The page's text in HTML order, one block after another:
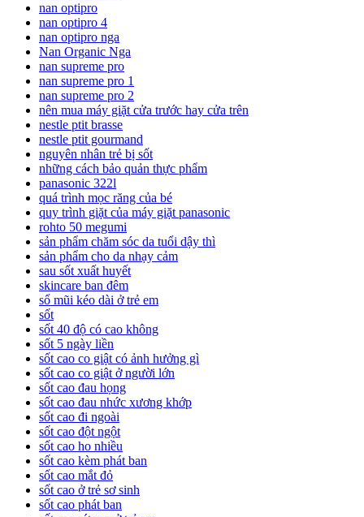
nan optipro
nan optipro 4
nan optipro nga
Nan Organic Nga
nan supreme pro
nan supreme pro 1
nan supreme pro 2
nên mua máy giặt cửa trước hay cửa trên
nestle ptit brasse
nestle ptit gourmand
nguyên nhân trẻ bị sốt
những cách bảo quản thực phẩm
panasonic 322l
quá trình mọc răng của bé
quy trình giặt của máy giặt panasonic
rohto 50 megumi
sản phẩm chăm sóc da tuổi dậy thì
sản phẩm cho da nhạy cảm
sau sốt xuất huyết
skincare ban đêm
sổ mũi kéo dài ở trẻ em
sốt
sốt 40 độ có cao không
sốt 5 ngày liền
sốt cao co giật có ảnh hưởng gì
sốt cao co giật ở người lớn
sốt cao đau họng
sốt cao đau nhức xương khớp
sốt cao đi ngoài
sốt cao đột ngột
sốt cao ho nhiều
sốt cao kèm phát ban
sốt cao mắt đỏ
sốt cao ở trẻ sơ sinh
sốt cao phát ban